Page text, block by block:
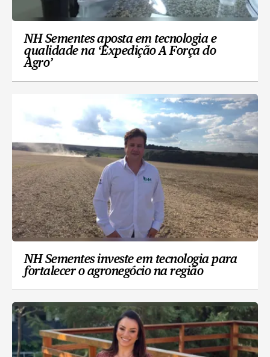
NH Sementes aposta em tecnologia e
qualidade na ‘Expedição A Força do
Agro’
NH Sementes investe em tecnologia para
fortalecer o agronegócio na região